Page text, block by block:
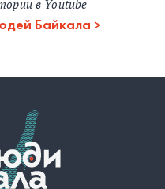
в Youtube
Байкала